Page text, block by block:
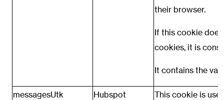
their browser.
If this cookie
cookies, it is
It contains the
messagesUtk Hubspot
This cookie is